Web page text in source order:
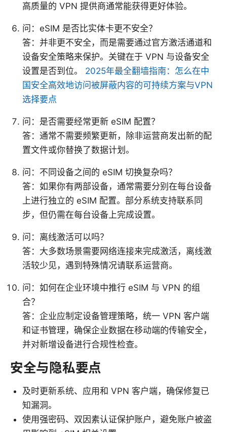
高质量的 VPN 提供商通常能获得更好体验。
问：eSIM 是否比实体卡更不安全？
答：并非更不安全，而是需要通过官方激活通道和
设备安全策略来保护。关键在于 VPN 与设备安全
设置是否到位。 2025年最全翻墙指南：怎么在中
国安全高效地访问被屏蔽内容的可持续方案与VPN
选择要点
问：是否需要经常更新 eSIM 配置？
答：通常不需要频繁更新，除非运营商发出新的配
置文件或你替换了数据计划。
问：不同设备之间的 eSIM 切换复杂吗？
答：如果你有两部设备，通常需要分别在每台设备
上进行独立的 eSIM 配置。部分系统支持联系同
步，但仍需在每台设备上完成设置。
问：离线激活可以吗？
答：大多数场景需要网络连接来完成激活，离线激
活较少见，遇到特殊情况请联系运营商。
问：如何在企业环境中推行 eSIM 与 VPN 的组
合？
答：企业应制定设备管理策略，统一 VPN 客户端
和证书管理，确保企业数据在移动端的传输安全，
并对新增设备进行合规性检查。
安全与隐私要点
及时更新系统、应用和 VPN 客户端，确保修复已
知漏洞。
使用强密码、双因素认证保护账户，避免账户被盗